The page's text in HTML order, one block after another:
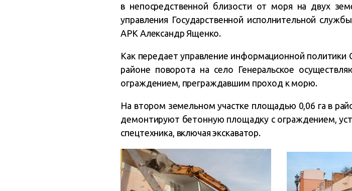
в непосредственной близости от моря на двух
управления Государственной исполнительной
АРК Александр Ященко.
Как передает управление информационной
районе поворота на село Генеральское
ограждением, преграждавшим проход к морю.
На втором земельном участке площадью 0,06 га в
демонтируют бетонную площадку с ограждением,
спецтехника, включая экскаватор.